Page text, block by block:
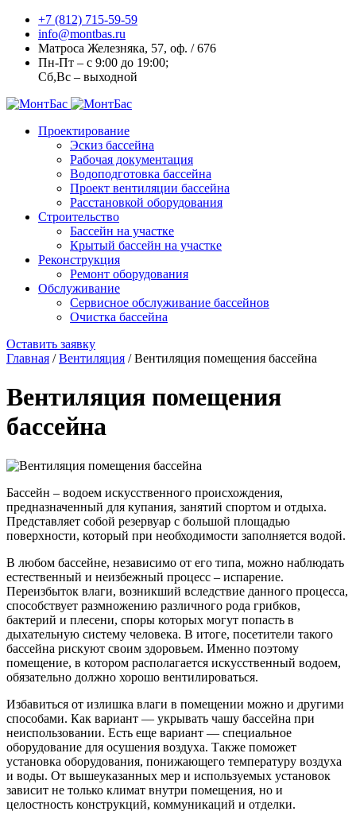
+7 (812) 715-59-59
info@montbas.ru
Матроса Железняка, 57, оф. / 676
Пн-Пт – с 9:00 до 19:00;
Сб,Вс – выходной
Проектирование
Эскиз бассейна
Рабочая документация
Водоподготовка бассейна
Проект вентиляции бассейна
Расстановкой оборудования
Строительство
Бассейн на участке
Крытый бассейн на участке
Реконструкция
Ремонт оборудования
Обслуживание
Сервисное обслуживание бассейнов
Очистка бассейна
Оставить заявку
Главная /Вентиляция /Вентиляция помещения бассейна
Вентиляция помещения
бассейна
Бассейн – водоем искусственного происхождения,
предназначенный для купания, занятий спортом и отдыха.
Представляет собой резервуар с большой площадью
поверхности, который при необходимости заполняется водой.
В любом бассейне, независимо от его типа, можно наблюдать
естественный и неизбежный процесс – испарение.
Переизбыток влаги, возникший вследствие данного процесса,
способствует размножению различного рода грибков,
бактерий и плесени, споры которых могут попасть в
дыхательную систему человека. В итоге, посетители такого
бассейна рискуют своим здоровьем. Именно поэтому
помещение, в котором располагается искусственный водоем,
обязательно должно хорошо вентилироваться.
Избавиться от излишка влаги в помещении можно и другими
способами. Как вариант — укрывать чашу бассейна при
неиспользовании. Есть еще вариант — специальное
оборудование для осушения воздуха. Также поможет
установка оборудования, понижающего температуру воздуха
и воды. От вышеуказанных мер и используемых установок
зависит не только климат внутри помещения, но и
целостность конструкций, коммуникаций и отделки.